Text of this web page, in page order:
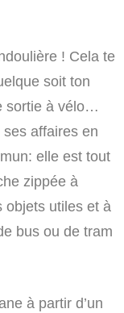
! Cela te
soit ton
sortie à vélo…
ses affaires en
elle est tout
zippée à
objets utiles et à
bus ou de tram
à partir d’un